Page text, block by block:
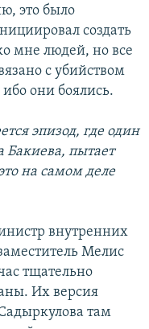
это было
создать
мне людей, но все
с убийством
они боялись.
эпизод, где один
пытает
на самом деле
внутренних
Мелис
тщательно
Их версия
там